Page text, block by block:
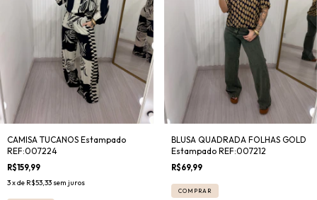
CAMISA TUCANOS Estampado
REF:007224
R$159,99
3x de R$53,33 sem juros
BLUSA QUADRADA FOLHAS GOLD
Estampado REF:007212
R$69,99
COMPRAR